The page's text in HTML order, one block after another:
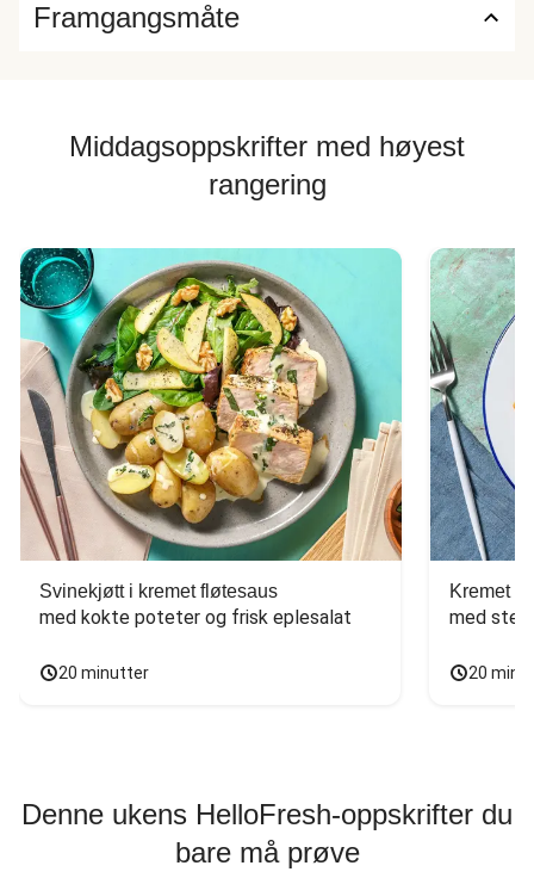
Framgangsmåte
Middagsoppskrifter med høyest
rangering
Svinekjøtt i kremet fløtesaus
med kokte poteter og frisk eplesalat
20 minutter
Kremet
med
20
Denne ukens HelloFresh-oppskrifter du
bare må prøve